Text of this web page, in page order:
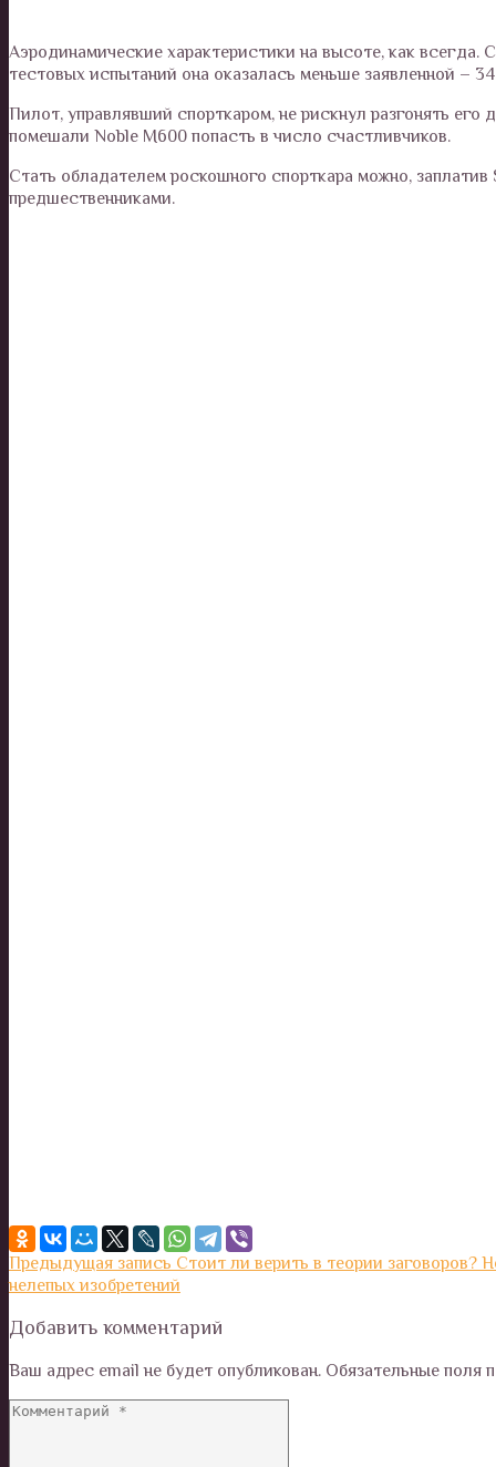
Аэродинамические характеристики на высоте, как
тестовых испытаний она оказалась меньше заявленной –
Пилот, управлявший спорткаром, не рискнул разгонять
помешали Noble M600 попасть в число счастливчиков.
Стать обладателем роскошного спорткара можно,
предшественниками.
Предыдущая запись Стоит ли верить в теории заговоров?
нелепых изобретений
Добавить комментарий
Ваш адрес email не будет опубликован. Обязательные поля